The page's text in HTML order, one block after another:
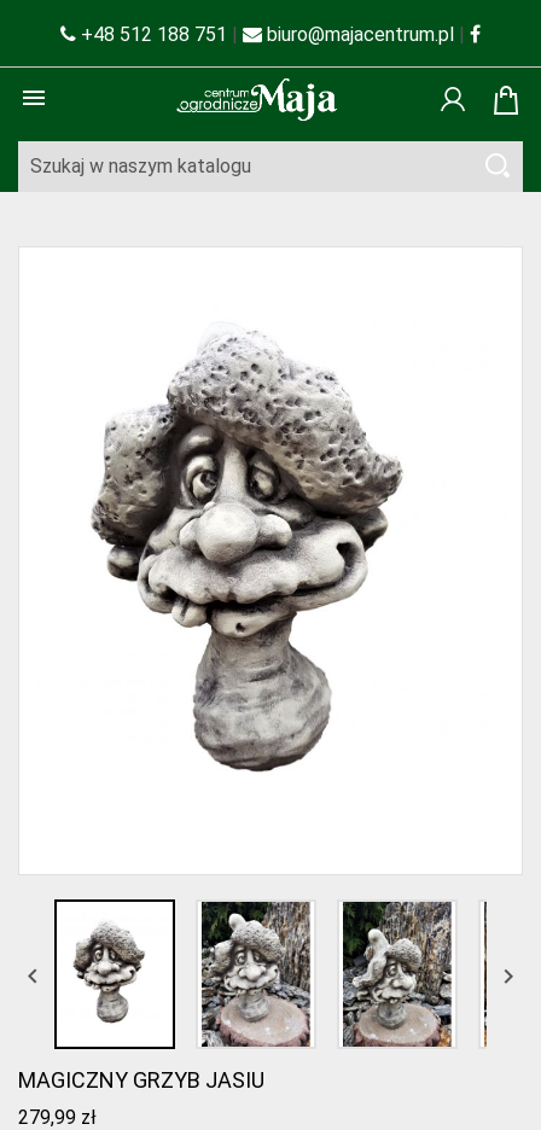
+48 512 188 751 | biuro@majacentrum.pl |

 
MAGICZNY GRZYB JASIU
279,99 zł